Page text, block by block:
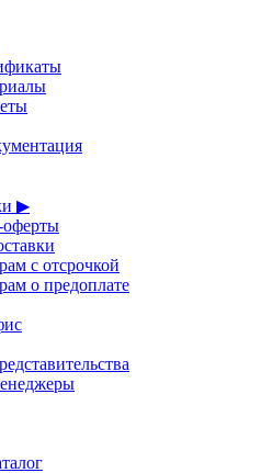
▶
оферты
с отсрочкой
о предоплате